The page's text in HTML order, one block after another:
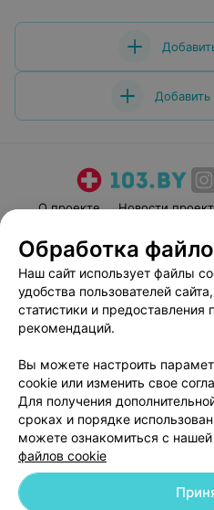
О проекте Новости
Пользовательское
Вакансии
Написать
Персональные
Обработка
Обработка
Наш сайт использует файлы
удобства пользователей
статистики и предоставления
рекомендаций.
Вы можете настроить
cookie или изменить свое
Для получения
сроках и порядке
можете ознакомиться с нашей
файлов cookie